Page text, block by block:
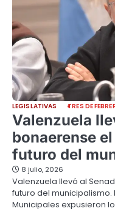
LEGISLATIVAS TRES DE
Valenzuela
bonaerense
futuro del
8 julio, 2026
Valenzuela llevó al
futuro del municipalismo.
Municipales expusieron